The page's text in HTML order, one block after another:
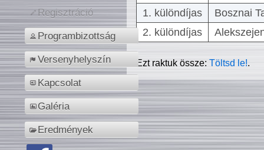
Regisztráció
Programbizottság
Versenyhelyszín
Kapcsolat
Galéria
Eredmények
1. különdíjas
Bosznai
2. különdíjas
Ezt raktuk össze:Töltsd le!.